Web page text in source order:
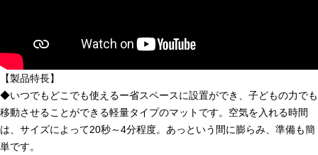
【製品特長】
◆いつでもどこでも使えるー省スペースに設置ができ、子どもの力でも
移動させることができる軽量タイプのマットです。空気を入れる時間
は、サイズによって20秒～4分程度。あっという間に膨らみ、準備も簡
単です。